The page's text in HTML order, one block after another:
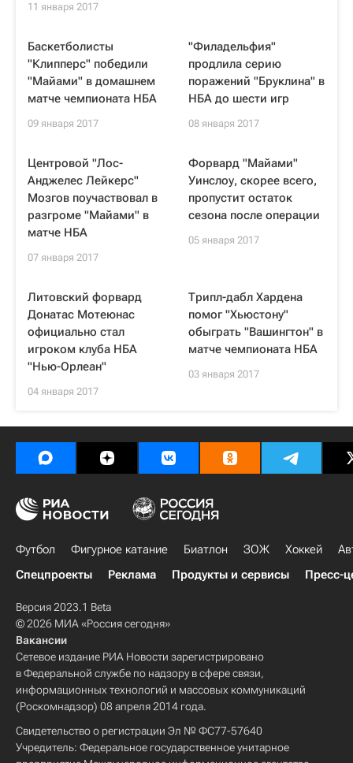
11 января 2017
Баскетболисты
"Клипперс" победили
"Майами" в домашнем
матче чемпионата НБА
09 января 2017
"Филадельфия"
продлила серию
поражений "Бруклина" в
НБА до шести игр
08 января 2017
Центровой "Лос-
Анджелес Лейкерс"
Мозгов поучаствовал в
разгроме "Майами" в
матче НБА
07 января 2017
Форвард "Майами"
Уинслоу, скорее всего,
пропустит остаток
сезона после операции
05 января 2017
Литовский форвард
Донатас Мотеюнас
официально стал
игроком клуба НБА
"Нью-Орлеан"
04 января 2017
Трипл-дабл Хардена
помог "Хьюстону"
обыграть "Вашингтон" в
матче чемпионата НБА
03 января 2017
Футбол Фигурное катание Биатлон ЗОЖ Хоккей
Спецпроекты
Реклама Продукты и сервисы Пресс-
Версия 2023.1 Beta
© 2026 МИА «Россия сегодня»
Вакансии
Сетевое издание РИА Новости зарегистрировано
в Федеральной службе по надзору в сфере связи,
информационных технологий и массовых коммуникаций
(Роскомнадзор) 08 апреля 2014 года.
Свидетельство о регистрации Эл № ФС77-57640
Учредитель: Федеральное государственное унитарное